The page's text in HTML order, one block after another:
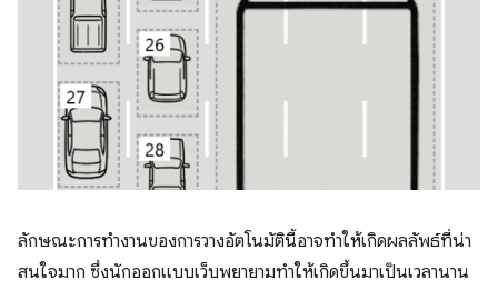
ลักษณะการทำงานของการวางอัตโนมัตินี้อาจทำให้เกิดผลลัพธ์ที่น่า
สนใจมาก ซึ่งนักออกแบบเว็บพยายามทำให้เกิดขึ้นมาเป็นเวลานาน